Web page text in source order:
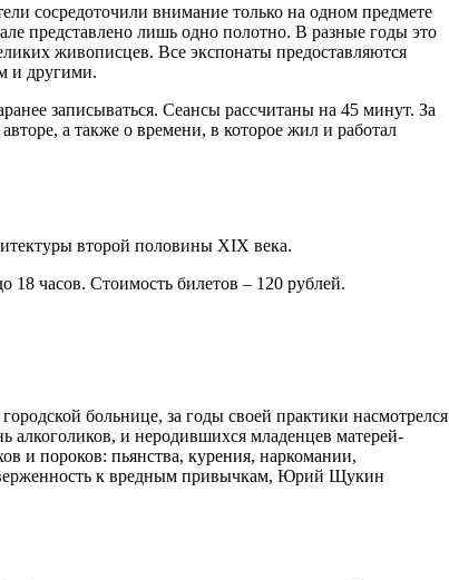
сосредоточили внимание только на одном предмете
представлено лишь одно полотно. В разные годы это
живописцев. Все экспонаты предоставляются
и другими.
записываться. Сеансы рассчитаны на 45 минут. За
а также о времени, в которое жил и работал
второй половины XIX века.
18 часов. Стоимость билетов – 120 рублей.
больнице, за годы своей практики насмотрелся
алкоголиков, и неродившихся младенцев матерей-
и пороков: пьянства, курения, наркомании,
к вредным привычкам, Юрий Щукин